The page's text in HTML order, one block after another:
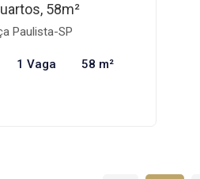
58m²
Paulista-SP
1 Vaga 58 m²